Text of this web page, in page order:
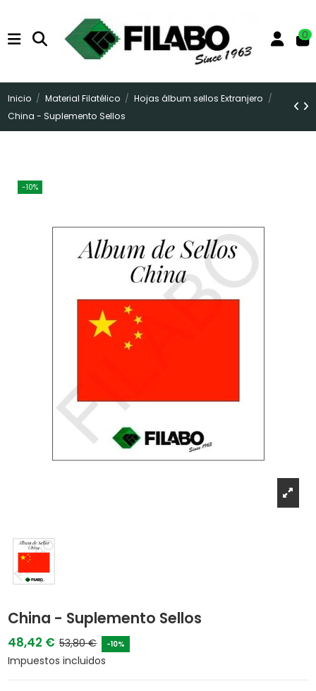
0
Inicio Material Filatélico
Hojas álbum sellos Extranjero
China - Suplemento Sellos
-10%
China - Suplemento Sellos
48,42 € 53,80 € -10%
Impuestos incluidos